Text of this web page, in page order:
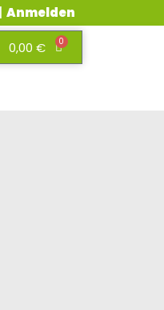
Anmelden
0,00 € 0